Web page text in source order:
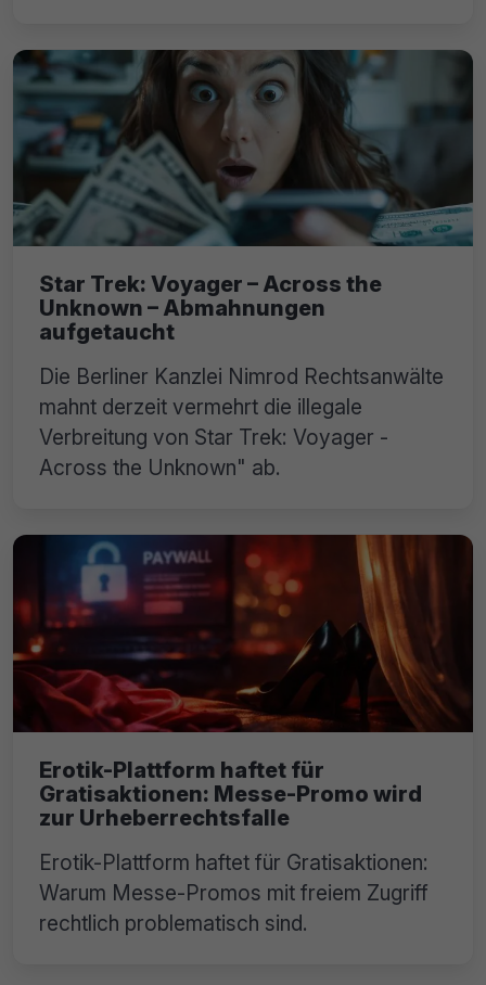
Star Trek: Voyager – Across the
Unknown – Abmahnungen
aufgetaucht
Die Berliner Kanzlei Nimrod Rechtsanwälte
mahnt derzeit vermehrt die illegale
Verbreitung von Star Trek: Voyager -
Across the Unknown" ab.
Erotik-Plattform haftet für
Gratisaktionen: Messe-Promo wird
zur Urheberrechtsfalle
Erotik-Plattform haftet für Gratisaktionen:
Warum Messe-Promos mit freiem Zugriff
rechtlich problematisch sind.